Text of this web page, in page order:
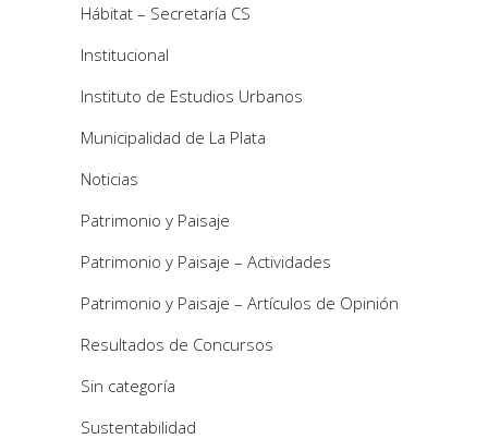
Hábitat – Secretaría CS
Institucional
Instituto de Estudios Urbanos
Municipalidad de La Plata
Noticias
Patrimonio y Paisaje
Patrimonio y Paisaje – Actividades
Patrimonio y Paisaje – Artículos de Opinión
Resultados de Concursos
Sin categoría
Sustentabilidad